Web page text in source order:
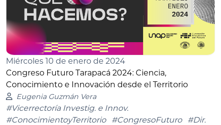
Miércoles 10 de enero de 2024
Congreso Futuro Tarapacá 2024: Ciencia,
Conocimiento e Innovación desde el Territorio
Eugenia Guzmán Vera
#Vicerrectoría Investig. e Innov.
#ConocimientoyTerritorio
#CongresoFuturo
#Dir.